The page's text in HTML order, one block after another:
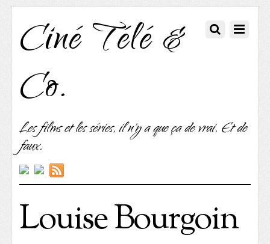
Ciné Télé &
Co.
Les films et les séries, il n'y a que ça de vrai. Et de
faux.
Louise Bourgoin